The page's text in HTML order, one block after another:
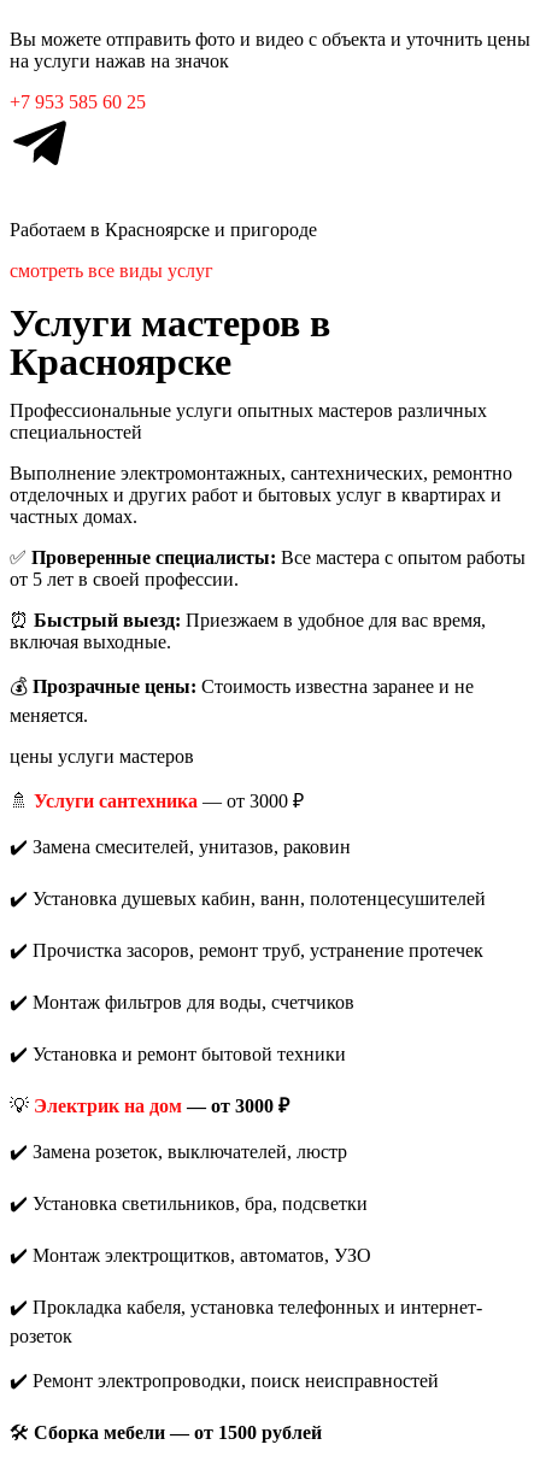
Вы можете отправить фото и видео с объекта и уточнить цены
на услуги нажав на значок
+7 953 585 60 25
Работаем в Красноярске и пригороде
смотреть все виды услуг
Услуги мастеров в
Красноярске
Профессиональные услуги опытных мастеров различных
специальностей
Выполнение электромонтажных, сантехнических, ремонтно
отделочных и других работ и бытовых услуг в квартирах и
частных домах.
✅ Проверенные специалисты: Все мастера с опытом работы
от 5 лет в своей профессии.
⏰ Быстрый выезд: Приезжаем в удобное для вас время,
включая выходные.
💰 Прозрачные цены: Стоимость известна заранее и не
меняется.
цены услуги мастеров
🚿 Услуги сантехника — от 3000 ₽
✔️ Замена смесителей, унитазов, раковин
✔️ Установка душевых кабин, ванн, полотенцесушителей
✔️ Прочистка засоров, ремонт труб, устранение протечек
✔️ Монтаж фильтров для воды, счетчиков
✔️ Установка и ремонт бытовой техники
💡 Электрик на дом— от 3000 ₽
✔️ Замена розеток, выключателей, люстр
✔️ Установка светильников, бра, подсветки
✔️ Монтаж электрощитков, автоматов, УЗО
✔️ Прокладка кабеля, установка телефонных и интернет-
розеток
✔️ Ремонт электропроводки, поиск неисправностей
🛠️ Сборка мебели — от 1500 рублей